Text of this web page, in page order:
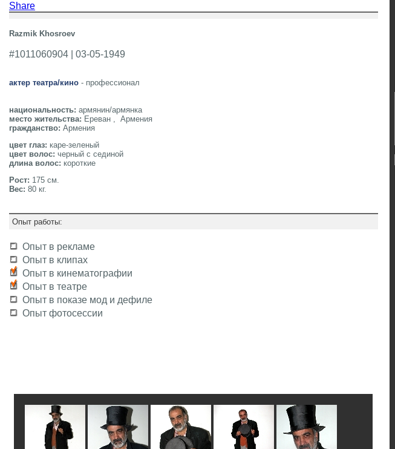
Share
Razmik Khosroev
#1011060904 | 03-05-1949
актер театра/кино - профессионал
национальность: армянин/армянка
место жительства: Ереван , Армения
гражданство: Армения
цвет глаз: каре-зеленый
цвет волос: черный с сединой
длина волос: короткие
Рост: 175 см.
Вес: 80 кг.
Опыт работы:
Опыт в рекламе
Опыт в клипах
Опыт в кинематографии
Опыт в театре
Опыт в показе мод и дефиле
Опыт фотосессии